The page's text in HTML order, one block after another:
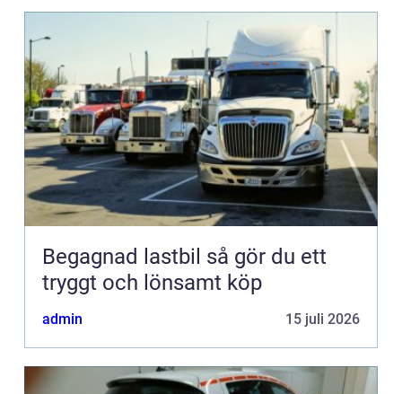
Begagnad lastbil så gör du ett
tryggt och lönsamt köp
admin 15 juli 2026